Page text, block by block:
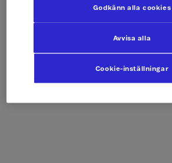
Cookie-inställningar
Avvisa alla
Godkänn alla cookies